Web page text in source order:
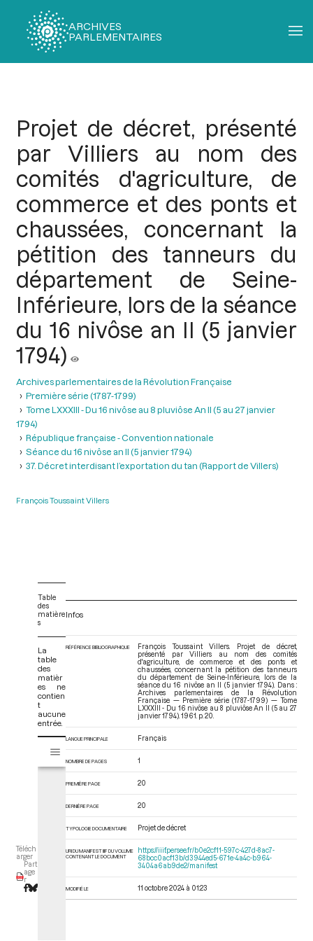
ARCHIVES
PARLEMENTAIRES
Projet de décret, présenté
par Villiers au nom des
comités d'agriculture, de
commerce et des ponts et
chaussées, concernant la
pétition des tanneurs du
département de Seine-
Inférieure, lors de la séance
du 16 nivôse an II (5 janvier
1794)
Archives parlementaires de la Révolution Française
Première série (1787-1799)
Tome LXXXIII - Du 16 nivôse au 8 pluviôse An II (5 au 27 janvier
1794)
République française - Convention nationale
Séance du 16 nivôse an II (5 janvier 1794)
37. Décret interdisant l’exportation du tan (Rapport de Villers)
François Toussaint Villers
Téléch
arger
Part
age
r
Table
des
matière
s
La
table
des
matièr
es ne
contien
t
aucune
entrée.
s
M
Tome LXXXIII - Du 16 nivôse au 8 pluviôse An II (5 au 27 janvier 1794)
Infos
RÉFÉRENCE BIBLIOGRAPHIQUE
François Toussaint Villers. Projet de décret,
présenté par Villiers au nom des comités
d'agriculture, de commerce et des ponts et
chaussées, concernant la pétition des tanneurs
du département de Seine-Inférieure, lors de la
séance du 16 nivôse an II (5 janvier 1794). Dans :
Archives parlementaires de la Révolution
Française — Première série (1787-1799) — Tome
LXXXIII - Du 16 nivôse au 8 pluviôse An II (5 au 27
janvier 1794). 1961. p. 20.
LANGUE PRINCIPALE Français
NOMBRE DE PAGES 1
PREMIÈRE PAGE 20
DERNIÈRE PAGE 20
TYPOLOGIE DOCUMENTAIRE Projet de décret
URI DU MANIFEST IIIF DU VOLUME
CONTENANT LE DOCUMENT
https://iiif.persee.fr/b0e2cf11-597c-427d-8ac7-
68bcc0acf13b/d3944ed5-671e-4a4c-b964-
3404a6ab9de2/manifest
MODIFIÉ LE 11 octobre 2024 à 01:23